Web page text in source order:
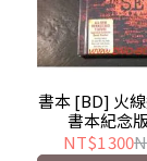
書本 [BD] 火
書本紀念
NT$1 300